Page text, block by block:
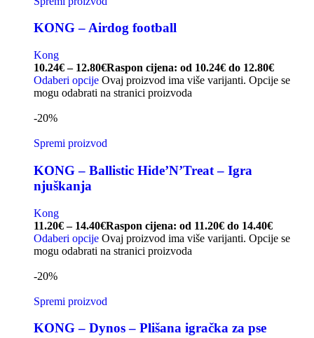
KONG – Airdog football
Kong
10.24€ – 12.80€Raspon cijena: od 10.24€ do 12.80€
Odaberi opcije Ovaj proizvod ima više varijanti. Opcije se
mogu odabrati na stranici proizvoda
-20%
Spremi proizvod
KONG – Ballistic Hide’N’Treat – Igra
njuškanja
Kong
11.20€ – 14.40€Raspon cijena: od 11.20€ do 14.40€
Odaberi opcije Ovaj proizvod ima više varijanti. Opcije se
mogu odabrati na stranici proizvoda
-20%
Spremi proizvod
KONG – Dynos – Plišana igračka za pse